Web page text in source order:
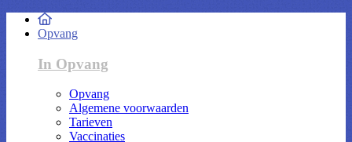
Opvang
In Opvang
Opvang
Algemene voorwaarden
Tarieven
Vaccinaties